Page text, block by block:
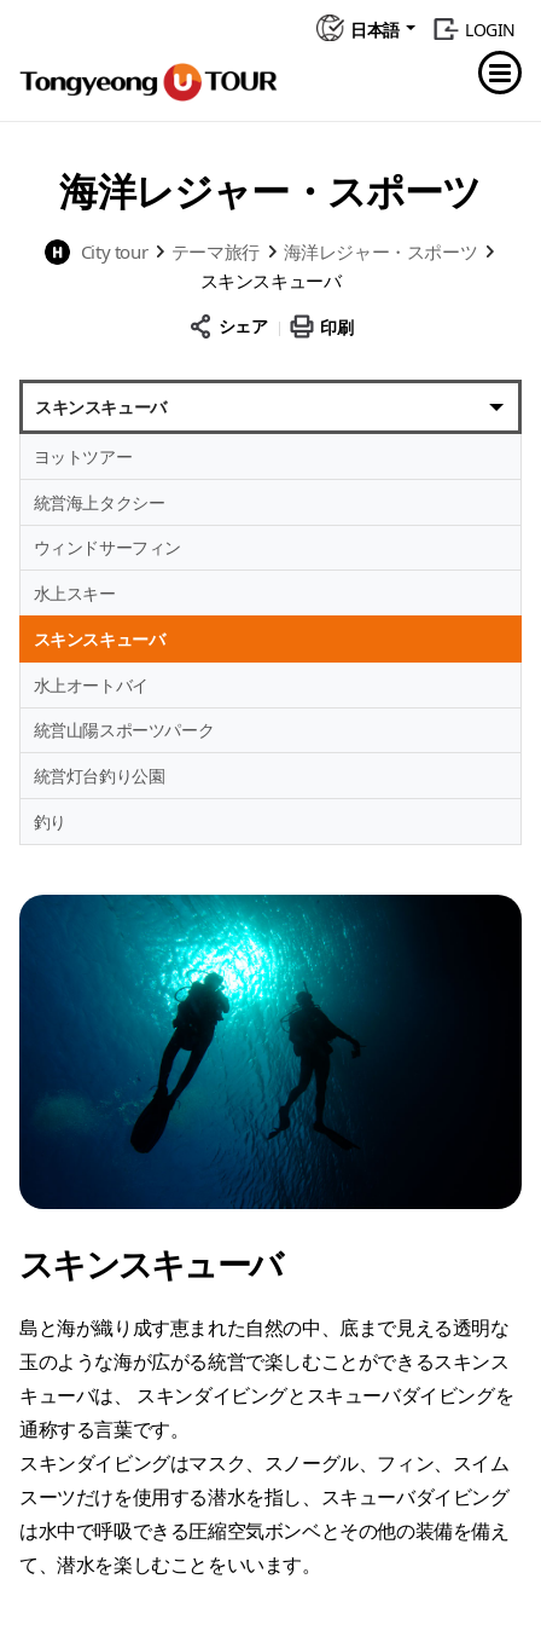
日本語 LOGIN
海洋レジャー・スポーツ
City tour テーマ旅行
海洋レジャー・スポーツ
スキンスキューバ
シェア 印刷
スキンスキューバ
ヨットツアー
統営海上タクシー
ウィンドサーフィン
水上スキー
スキンスキューバ
水上オートバイ
統営山陽スポーツパーク
統営灯台釣り公園
釣り
スキンスキューバ
島と海が織り成す恵まれた自然の中、底まで見える透明な
玉のような海が広がる統営で楽しむことができるスキンス
キューバは、 スキンダイビングとスキューバダイビングを
通称する言葉です。
スキンダイビングはマスク、スノーグル、フィン、スイム
スーツだけを使用する潜水を指し、スキューバダイビング
は水中で呼吸できる圧縮空気ボンベとその他の装備を備え
て、潜水を楽しむことをいいます。